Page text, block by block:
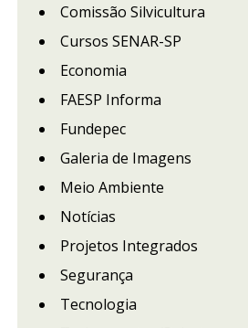
Comissão Silvicultura
Cursos SENAR-SP
Economia
FAESP Informa
Fundepec
Galeria de Imagens
Meio Ambiente
Notícias
Projetos Integrados
Segurança
Tecnologia